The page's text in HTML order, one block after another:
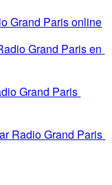
Grand Paris online
Grand Paris en
Grand Paris
Radio Grand Paris